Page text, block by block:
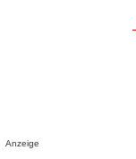
Anzeige